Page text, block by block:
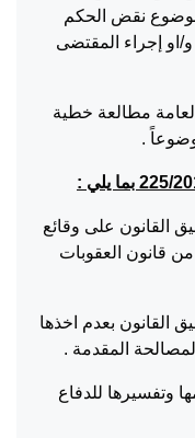
نقض الحكم
او إجراء المقتضى
النيابة العامة مطالعة خطية
.
القانون على وقائع
الدعوى بعدم اعمالها نص المادة 341 من قانون العقوبات
القانون بعدم اخذها
المقدمة .
وتفسيرها للدفاع